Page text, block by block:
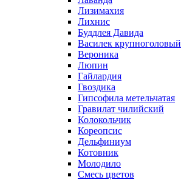
Лизимахия
Лихнис
Буддлея Давида
Василек крупноголовый
Вероника
Люпин
Гайлардия
Гвоздика
Гипсофила метельчатая
Гравилат чилийский
Колокольчик
Кореопсис
Дельфиниум
Котовник
Молодило
Смесь цветов